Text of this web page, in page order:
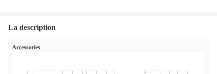
La description
Accessories